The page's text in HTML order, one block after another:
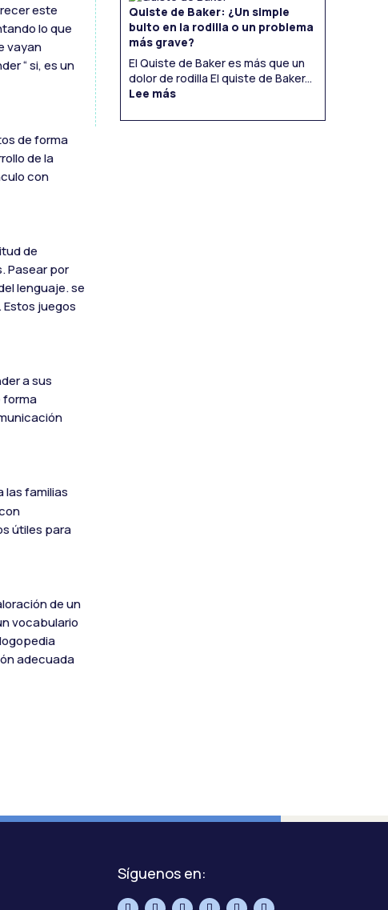
este
lo que
vayan
“ si, es un
de forma
de la
con
de
Pasear por
lenguaje. se
juegos
a sus
forma
las familias
útiles para
de un
vocabulario
adecuada
Quiste de Baker: ¿Un simple
bulto en la rodilla o un problema
más grave?
El Quiste de Baker es más que un
dolor de rodilla El quiste de Baker...
Lee más:Quiste
de
Baker:
en
la
Síguenos en: